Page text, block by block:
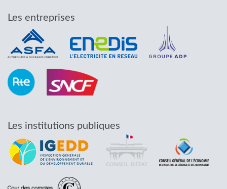
Les entreprises
Les institutions publiques